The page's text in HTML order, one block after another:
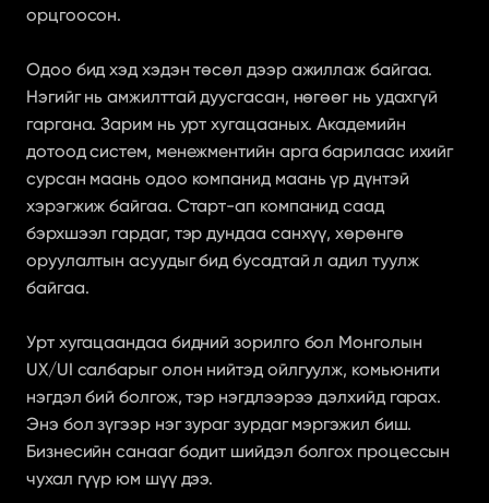
орцгоосон.
Одоо бид хэд хэдэн төсөл дээр ажиллаж байгаа.
Нэгийг нь амжилттай дуусгасан, нөгөөг нь удахгүй
гаргана. Зарим нь урт хугацааных. Академийн
дотоод систем, менежментийн арга барилаас ихийг
сурсан маань одоо компанид маань үр дүнтэй
хэрэгжиж байгаа. Старт-ап компанид саад
бэрхшээл гардаг, тэр дундаа санхүү, хөрөнгө
оруулалтын асуудыг бид бусадтай л адил туулж
байгаа.
Урт хугацаандаа бидний зорилго бол Монголын
UX/UI салбарыг олон нийтэд ойлгуулж, комьюнити
нэгдэл бий болгож, тэр нэгдлээрээ дэлхийд гарах.
Энэ бол зүгээр нэг зураг зурдаг мэргэжил биш.
Бизнесийн санааг бодит шийдэл болгох процессын
чухал гүүр юм шүү дээ.